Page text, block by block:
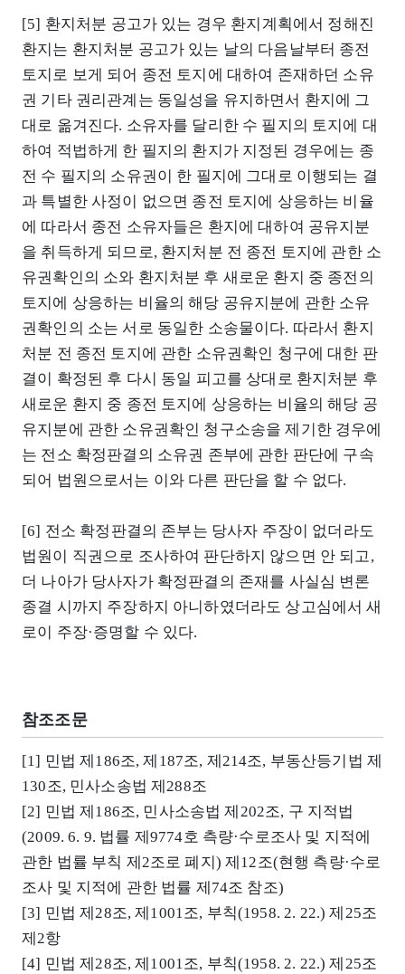
[5] 환지처분 공고가 있는 경우 환지계획에서 정해진
환지는 환지처분 공고가 있는 날의 다음날부터 종전
토지로 보게 되어 종전 토지에 대하여 존재하던 소유
권 기타 권리관계는 동일성을 유지하면서 환지에 그
대로 옮겨진다. 소유자를 달리한 수 필지의 토지에 대
하여 적법하게 한 필지의 환지가 지정된 경우에는 종
전 수 필지의 소유권이 한 필지에 그대로 이행되는 결
과 특별한 사정이 없으면 종전 토지에 상응하는 비율
에 따라서 종전 소유자들은 환지에 대하여 공유지분
을 취득하게 되므로, 환지처분 전 종전 토지에 관한 소
유권확인의 소와 환지처분 후 새로운 환지 중 종전의
토지에 상응하는 비율의 해당 공유지분에 관한 소유
권확인의 소는 서로 동일한 소송물이다. 따라서 환지
처분 전 종전 토지에 관한 소유권확인 청구에 대한 판
결이 확정된 후 다시 동일 피고를 상대로 환지처분 후
새로운 환지 중 종전 토지에 상응하는 비율의 해당 공
유지분에 관한 소유권확인 청구소송을 제기한 경우에
는 전소 확정판결의 소유권 존부에 관한 판단에 구속
되어 법원으로서는 이와 다른 판단을 할 수 없다.
[6] 전소 확정판결의 존부는 당사자 주장이 없더라도
법원이 직권으로 조사하여 판단하지 않으면 안 되고,
더 나아가 당사자가 확정판결의 존재를 사실심 변론
종결 시까지 주장하지 아니하였더라도 상고심에서 새
로이 주장·증명할 수 있다.
참조조문
[1] 민법 제186조, 제187조, 제214조, 부동산등기법 제
130조, 민사소송법 제288조
[2] 민법 제186조, 민사소송법 제202조, 구 지적법
(2009. 6. 9. 법률 제9774호 측량·수로조사 및 지적에
관한 법률 부칙 제2조로 폐지) 제12조(현행 측량·수로
조사 및 지적에 관한 법률 제74조 참조)
[3] 민법 제28조, 제1001조, 부칙(1958. 2. 22.) 제25조
제2항
[4] 민법 제28조, 제1001조, 부칙(1958. 2. 22.) 제25조